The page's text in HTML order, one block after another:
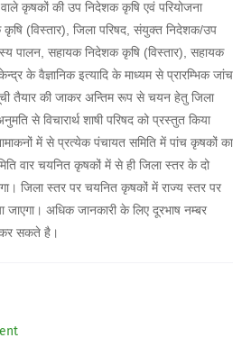
कृषकों की उप निदेशक कृषि एवं परियोजना
कृषि (विस्तार), जिला परिषद, संयुक्त निदेशक/उप
पालन, सहायक निदेशक कृषि (विस्तार), सहायक
के वैज्ञानिक इत्यादि के माध्यम से प्रारम्भिक जांच
तैयार की जाकर अन्तिम रूप से चयन हेतु जिला
से विचारार्थ शाषी परिषद को प्रस्तुत किया
नामाकनों में से प्रत्येक पंचायत समिति में पांच कृषकों का
वार चयनित कृषकों में से ही जिला स्तर के दो
जिला स्तर पर चयनित कृषकों में राज्य स्तर पर
जाएगा। अधिक जानकारी के लिए दूरभाष नम्बर
सकते है।